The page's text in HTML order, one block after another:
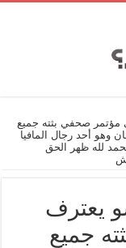
مؤتمر صحفي بثته جميع
وهو أحد رجال المافيا
لله ظهر الحق
يعترف
جميع